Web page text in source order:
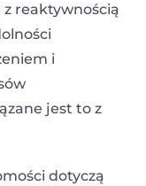
z reaktywnością
i
jest to z
dotyczą